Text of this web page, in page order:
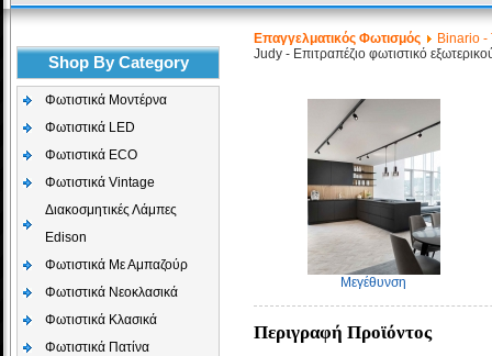
Shop By Category
Φωτιστικά Μοντέρνα
Φωτιστικά LED
Φωτιστικά ECO
Φωτιστικά Vintage
Διακοσμητικές Λάμπες
Edison
Φωτιστικά Με Αμπαζούρ
Φωτιστικά Νεοκλασικά
Φωτιστικά Κλασικά
Φωτιστικά Πατίνα
Επαγγελματικός Φωτισμός
Binario -
Judy - Επιτραπέζιο φωτιστικό
Μεγέθυνση
Περιγραφή Προϊόντος